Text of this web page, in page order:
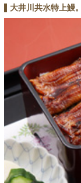
大井川共水特上鰻。